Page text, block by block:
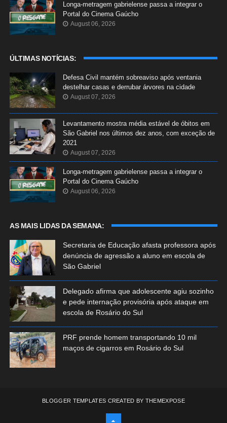
Longa-metragem gabrielense passa a integrar o
Portal do Cinema Gaúcho
August 06, 2026
ÚLTIMAS NOTÍCIAS:
Defesa Civil mantém sobreaviso após ventania
destelhar casas e derrubar árvores na cidade
August 07, 2026
Levantamento mostra média estável de óbitos em
São Gabriel nos últimos dez anos, com exceção de
2021
August 07, 2026
Longa-metragem gabrielense passa a integrar o
Portal do Cinema Gaúcho
August 06, 2026
AS MAIS LIDAS DA SEMANA:
Secretaria de Educação afasta professora após
denúncia de agressão a aluno em escola de
São Gabriel
Delegado afirma que adolescente agiu sozinho
e pede internação provisória após ataque em
escola de Rosário do Sul
PRF prende homem transportando 10 mil
maços de cigarros em Rosário do Sul
BLOGGER TEMPLATES CREATED BY THEMEXPOSE